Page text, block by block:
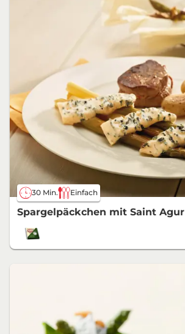
30 Min. Einfach
Spargelpäckchen mit Saint Agur